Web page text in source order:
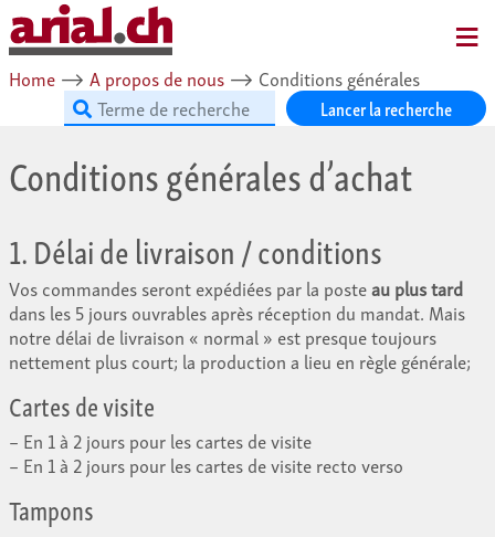
Home ⟶ A propos de nous ⟶ Conditions générales
Lancer la recherche
Conditions générales d’achat
1. Délai de livraison / conditions
Vos commandes seront expédiées par la posteau plus tard
dans les 5 jours ouvrables après réception du mandat. Mais
notre délai de livraison « normal » est presque toujours
nettement plus court; la production a lieu en règle générale;
Cartes de visite
En 1 à 2 jours pour les cartes de visite
En 1 à 2 jours pour les cartes de visite recto verso
Tampons